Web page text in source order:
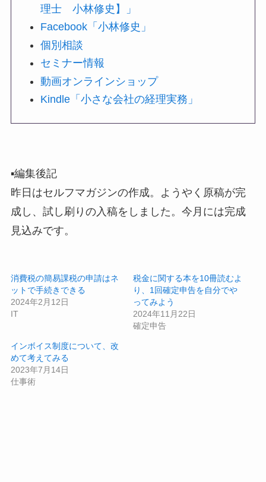
理士 小林修史】」
Facebook「小林修史」
個別相談
セミナー情報
動画オンラインショップ
Kindle「小さな会社の経理実務」
▪️編集後記
昨日はセルフマガジンの作成。ようやく原稿が完
成し、試し刷りの入稿をしました。今月には完成
見込みです。
消費税の簡易課税の申請はネ
ットで手続きできる
2024年2月12日
IT
税金に関する本を10冊読むよ
り、1回確定申告を自分でや
ってみよう
2024年11月22日
確定申告
インボイス制度について、改
めて考えてみる
2023年7月14日
仕事術